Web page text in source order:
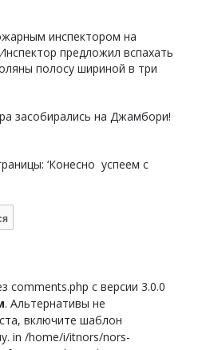
инспектором на
предложил вспахать
полосу шириной в три
засобирались на Джамбори!
‘Конесно успеем с
comments.php с версии 3.0.0
. Альтернативы не
включите шаблон
in /home/i/itnors/nors-